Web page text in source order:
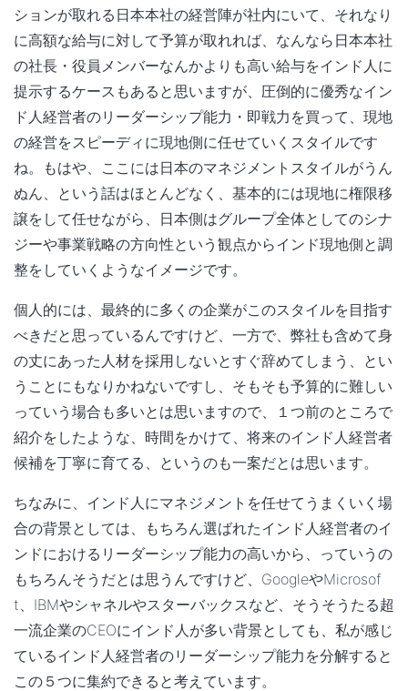
ションが取れる日本本社の経営陣が社内にいて、それなり
に高額な給与に対して予算が取れれば、なんなら日本本社
の社長・役員メンバーなんかよりも高い給与をインド人に
提示するケースもあると思いますが、圧倒的に優秀なイン
ド人経営者のリーダーシップ能力・即戦力を買って、現地
の経営をスピーディに現地側に任せていくスタイルです
ね。もはや、ここには日本のマネジメントスタイルがうん
ぬん、という話はほとんどなく、基本的には現地に権限移
譲をして任せながら、日本側はグループ全体としてのシナ
ジーや事業戦略の方向性という観点からインド現地側と調
整をしていくようなイメージです。
個人的には、最終的に多くの企業がこのスタイルを目指す
べきだと思っているんですけど、一方で、弊社も含めて身
の丈にあった人材を採用しないとすぐ辞めてしまう、とい
うことにもなりかねないですし、そもそも予算的に難しい
っていう場合も多いとは思いますので、１つ前のところで
紹介をしたような、時間をかけて、将来のインド人経営者
候補を丁寧に育てる、というのも一案だとは思います。
ちなみに、インド人にマネジメントを任せてうまくいく場
合の背景としては、もちろん選ばれたインド人経営者のイ
ンドにおけるリーダーシップ能力の高いから、っていうの
もちろんそうだとは思うんですけど、GoogleやMicrosof
t、IBMやシャネルやスターバックスなど、そうそうたる超
一流企業のCEOにインド人が多い背景としても、私が感じ
ているインド人経営者のリーダーシップ能力を分解すると
この５つに集約できると考えています。